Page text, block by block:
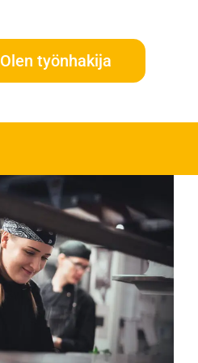
Olen työnhakija